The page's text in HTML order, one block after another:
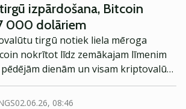
izpārdošana, Bitcoin
000 dolāriem
tirgū notiek liela mēroga
nokrītot līdz zemākajam līmenim
dienām un visam kriptovalūtu
piekto daļu savas
02.06.26, 08:46